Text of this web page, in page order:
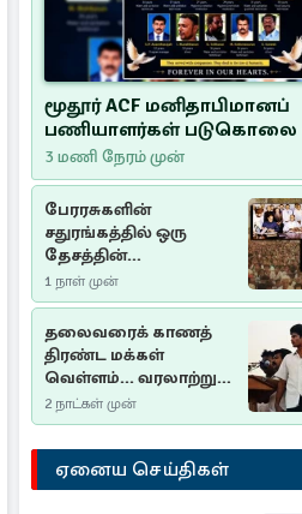
மூதூர் ACF மனிதாபிமானப்
பணியாளர்கள் படுகொலை
20 ஆண்டுகளாகியும் நீதி
மறுக்கப்பட்ட
பேரவலம்
3 மணி நேரம் முன்
பேரரசுகளின்
சதுரங்கத்தில் ஒரு
தேசத்தின்
தீர்க்கதரிசனம் :
சுதுமலை பிரகடனம்
ஒரு வரலாற்றுப் பாடம்
1 நாள் முன்
தலைவரைக் காணத்
திரண்ட மக்கள்
வெள்ளம்... வரலாற்றுச்
சிறப்புமிக்க சுதுமலைப்
பிரகடனம்…
2 நாட்கள் முன்
ஏனைய செய்திகள்